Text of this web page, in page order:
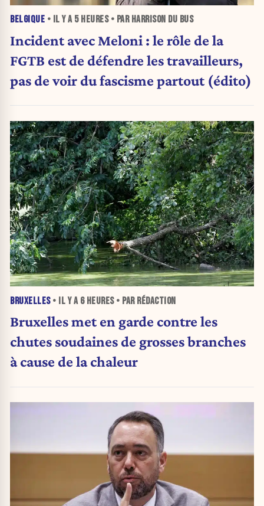
BELGIQUE • IL Y A 5 HEURES• PAR HARRISON DU BUS
Incident avec Meloni : le rôle de la
FGTB est de défendre les travailleurs,
pas de voir du fascisme partout (édito)
BRUXELLES• IL Y A 6 HEURES• PAR RÉDACTION
Bruxelles met en garde contre les
chutes soudaines de grosses branches
à cause de la chaleur